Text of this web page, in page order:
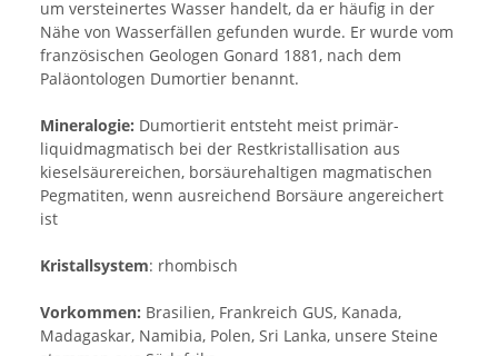
um versteinertes Wasser handelt, da er häufig in der
Nähe von Wasserfällen gefunden wurde. Er wurde vom
französischen Geologen Gonard 1881, nach dem
Paläontologen Dumortier benannt.
Mineralogie: Dumortierit entsteht meist primär-
liquidmagmatisch bei der Restkristallisation aus
kieselsäurereichen, borsäurehaltigen magmatischen
Pegmatiten, wenn ausreichend Borsäure angereichert
ist
Kristallsystem: rhombisch
Vorkommen: Brasilien, Frankreich GUS, Kanada,
Madagaskar, Namibia, Polen, Sri Lanka, unsere Steine